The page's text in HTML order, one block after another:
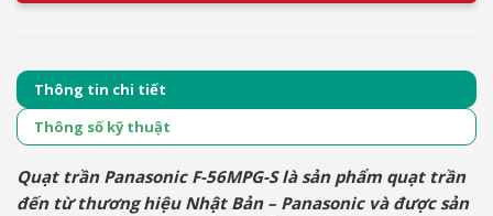
Thông tin chi tiết
Thông số kỹ thuật
Quạt trần Panasonic F-56MPG-Slà sản phẩm quạt trần
đến từ thương hiệu Nhật Bản – Panasonic và được sản